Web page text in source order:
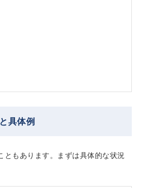
具体例
もあります。まずは具体的な状況